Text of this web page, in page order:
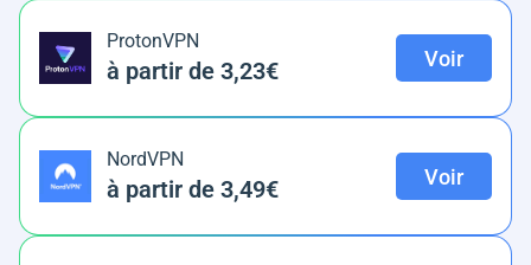
ProtonVPN
à partir de 3,23€ Voir
NordVPN
à partir de 3,49€ Voir